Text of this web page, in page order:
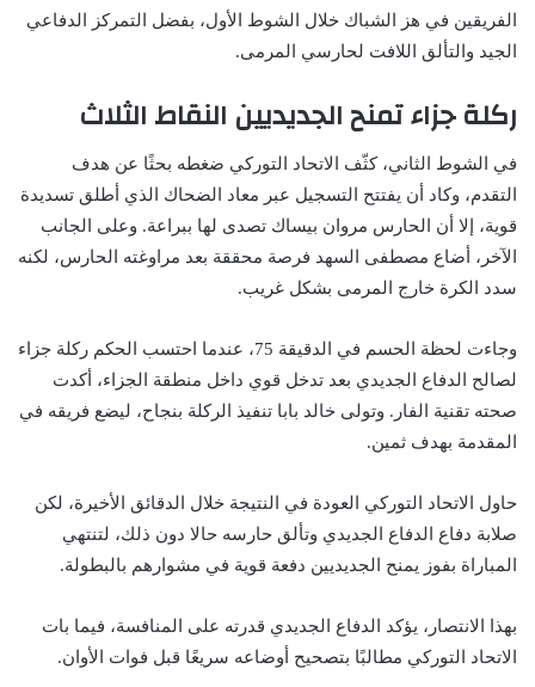
الفريقين في هز الشباك خلال الشوط الأول، بفضل التمركز الدفاعي
الجيد والتألق اللافت لحارسي المرمى.
ركلة جزاء تمنح الجديديين النقاط الثلاث
في الشوط الثاني، كثّف الاتحاد التوركي ضغطه بحثًا عن هدف
التقدم، وكاد أن يفتتح التسجيل عبر معاد الضحاك الذي أطلق تسديدة
قوية، إلا أن الحارس مروان بيساك تصدى لها ببراعة. وعلى الجانب
الآخر، أضاع مصطفى السهد فرصة محققة بعد مراوغته الحارس، لكنه
سدد الكرة خارج المرمى بشكل غريب.
وجاءت لحظة الحسم في الدقيقة 75، عندما احتسب الحكم ركلة جزاء
لصالح الدفاع الجديدي بعد تدخل قوي داخل منطقة الجزاء، أكدت
صحته تقنية الفار. وتولى خالد بابا تنفيذ الركلة بنجاح، ليضع فريقه في
المقدمة بهدف ثمين.
حاول الاتحاد التوركي العودة في النتيجة خلال الدقائق الأخيرة، لكن
صلابة دفاع الدفاع الجديدي وتألق حارسه حالا دون ذلك، لتنتهي
المباراة بفوز يمنح الجديديين دفعة قوية في مشوارهم بالبطولة.
بهذا الانتصار، يؤكد الدفاع الجديدي قدرته على المنافسة، فيما بات
الاتحاد التوركي مطالبًا بتصحيح أوضاعه سريعًا قبل فوات الأوان.